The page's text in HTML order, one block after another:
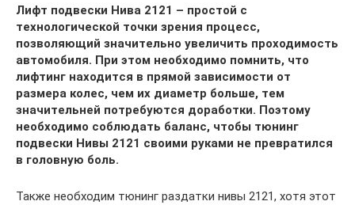
Лифт подвески Нива 2121 – простой с
технологической точки зрения процесс,
позволяющий значительно увеличить проходимость
автомобиля. При этом необходимо помнить, что
лифтинг находится в прямой зависимости от
размера колес, чем их диаметр больше, тем
значительней потребуются доработки. Поэтому
необходимо соблюдать баланс, чтобы тюнинг
подвески Нивы 2121 своими руками не превратился
в головную боль.
Также необходим тюнинг раздатки нивы 2121, хотя этот